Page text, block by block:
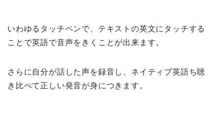
いわゆるタッチペンで、テキストの英文にタッチする
ことで英語で音声をきくことが出来ます。
さらに自分が話した声を録音し、ネイティブ英語ち聴
き比べて正しい発音が身につきます。